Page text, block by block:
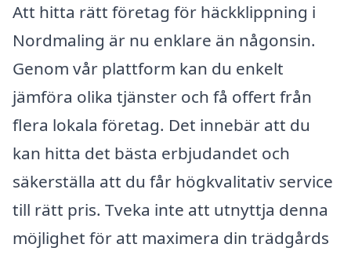
Att hitta rätt företag för häckklippning i
Nordmaling är nu enklare än någonsin.
Genom vår plattform kan du enkelt
jämföra olika tjänster och få offert från
flera lokala företag. Det innebär att du
kan hitta det bästa erbjudandet och
säkerställa att du får högkvalitativ service
till rätt pris. Tveka inte att utnyttja denna
möjlighet för att maximera din trädgårds